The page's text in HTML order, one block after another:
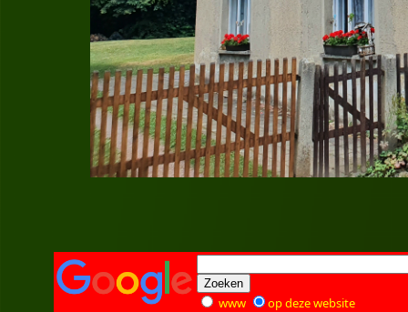
www op deze website